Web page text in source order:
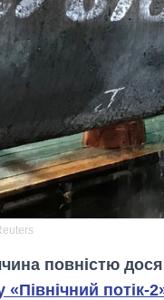
повністю
«Північний потік-